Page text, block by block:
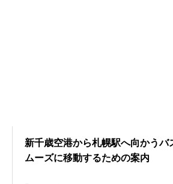
新千歳空港から札幌駅へ向かうバ
ムーズに移動するための案内